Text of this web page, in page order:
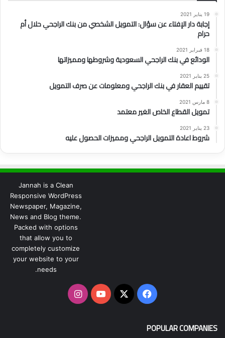
19 يناير 2021
إجابة دار الإفتاء عن سؤال: التمويل الشخصي من بنك الراجحي حلال أم
حرام
18 فبراير 2021
الودائع في بنك الراجحي السعودية وشروطها ومميزاتها
25 يناير 2021
تقييم العقار في بنك الراجحي ومعلومات عن صرف التمويل
8 مارس 2021
تمويل القطاع الخاص الغير معتمد
23 يناير 2021
شروط اعادة التمويل الراجحي ومميزات الحصول عليه
Jannah is a Clean
Responsive WordPress
Newspaper, Magazine,
News and Blog theme.
Packed with options
that allow you to
completely customize
your website to your
needs.
فيسبوك
‫X
‫YouTubeانستقرام
POPULAR COMPANIES